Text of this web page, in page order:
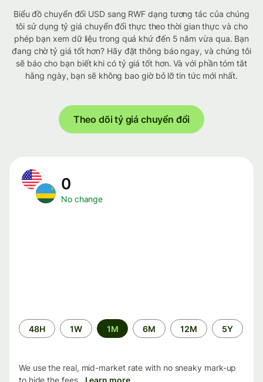
Biểu đồ chuyển đổi USD sang RWF dạng tương tác của chúng
tôi sử dụng tỷ giá chuyển đổi thực theo thời gian thực và cho
phép bạn xem dữ liệu trong quá khứ đến 5 năm vừa qua. Bạn
đang chờ tỷ giá tốt hơn? Hãy đặt thông báo ngay, và chúng tôi
sẽ báo cho bạn biết khi có tỷ giá tốt hơn. Và với phần tóm tắt
hằng ngày, bạn sẽ không bao giờ bỏ lỡ tin tức mới nhất.
Theo dõi tỷ giá chuyển đổi
0
No change
Time
period
48H 1W 1M 6M 12M 5Y
We use the real, mid-market rate with no sneaky mark-up